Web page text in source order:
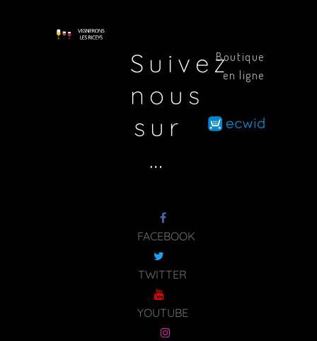
Suivez
nous
sur
…
FACEBOOK
TWITTER
YOUTUBE
Boutique
en ligne